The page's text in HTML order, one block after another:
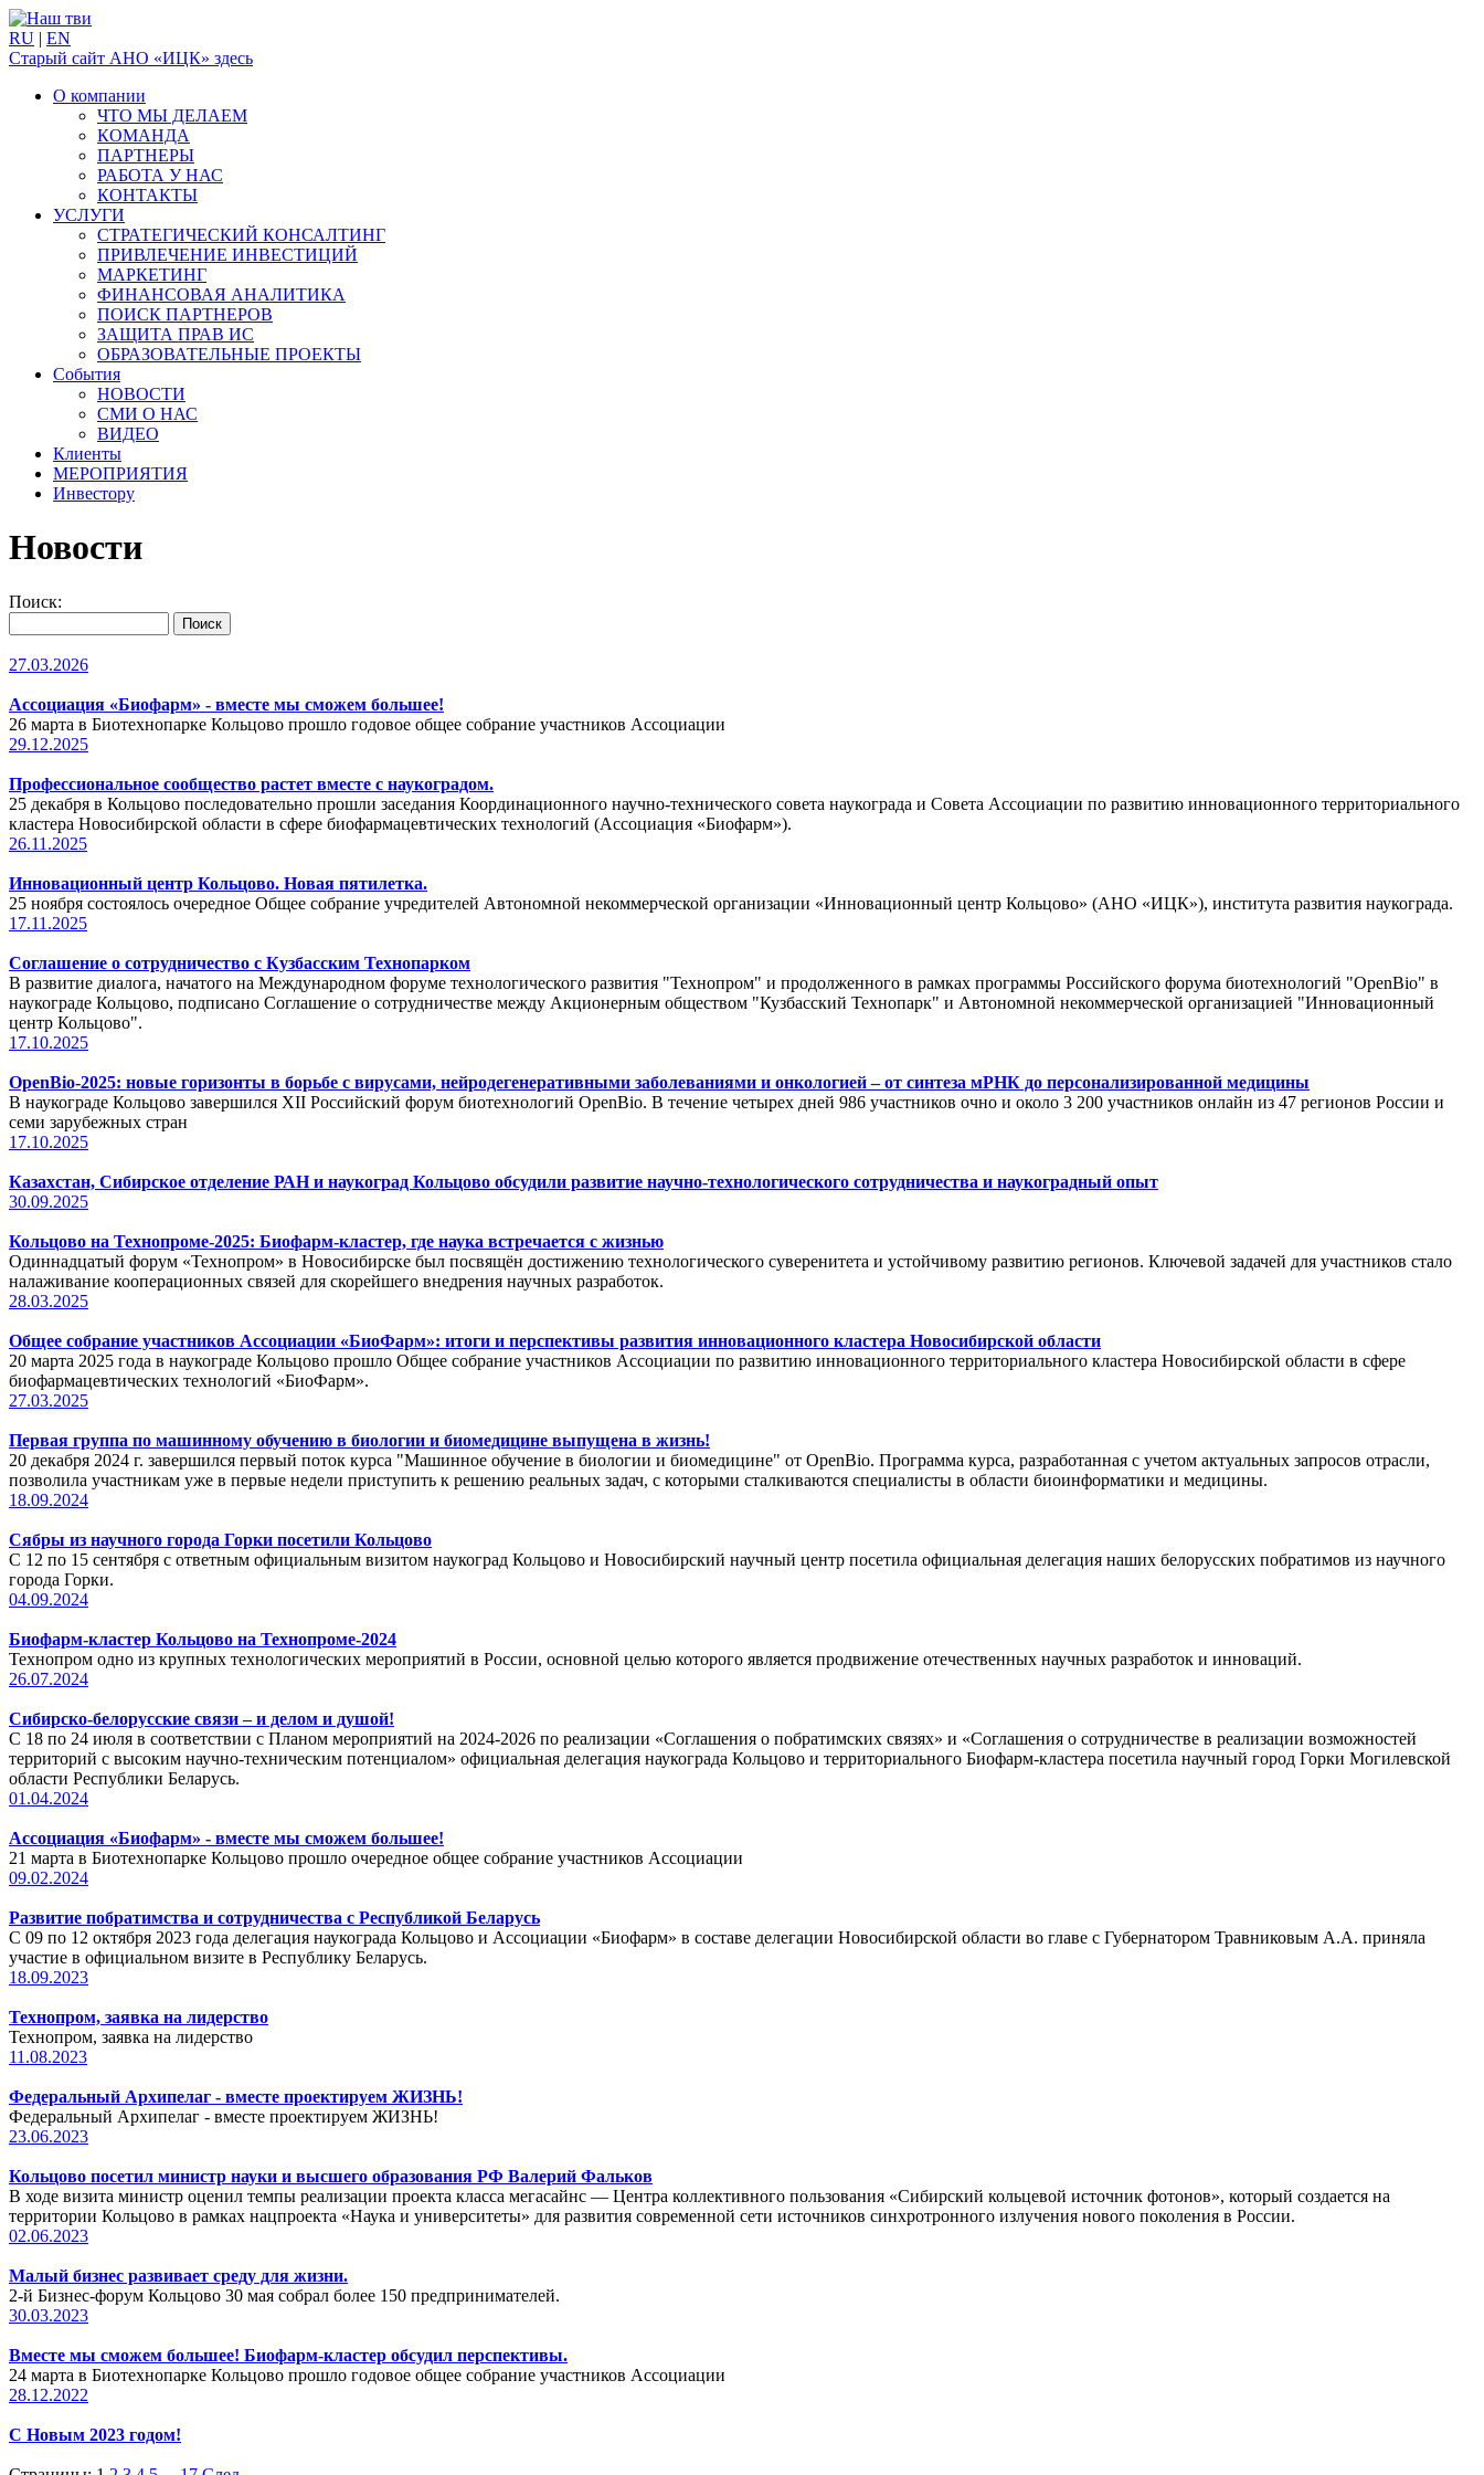
RU | EN
Старый сайт АНО «ИЦК» здесь
О компании
ЧТО МЫ ДЕЛАЕМ
КОМАНДА
ПАРТНЕРЫ
РАБОТА У НАС
КОНТАКТЫ
УСЛУГИ
СТРАТЕГИЧЕСКИЙ КОНСАЛТИНГ
ПРИВЛЕЧЕНИЕ ИНВЕСТИЦИЙ
МАРКЕТИНГ
ФИНАНСОВАЯ АНАЛИТИКА
ПОИСК ПАРТНЕРОВ
ЗАЩИТА ПРАВ ИС
ОБРАЗОВАТЕЛЬНЫЕ ПРОЕКТЫ
События
НОВОСТИ
СМИ О НАС
ВИДЕО
Клиенты
МЕРОПРИЯТИЯ
Инвестору
Новости
Поиск:
27.03.2026
Ассоциация «Биофарм» - вместе мы сможем большее!
26 марта в Биотехнопарке Кольцово прошло годовое общее собрание участников Ассоциации
29.12.2025
Профессиональное сообщество растет вместе с наукоградом.
25 декабря в Кольцово последовательно прошли заседания Координационного научно-технического совета наукограда и Совета Ассоциации по развитию инновационного территориального
кластера Новосибирской области в сфере биофармацевтических технологий (Ассоциация «Биофарм»).
26.11.2025
Инновационный центр Кольцово. Новая пятилетка.
25 ноября состоялось очередное Общее собрание учредителей Автономной некоммерческой организации «Инновационный центр Кольцово» (АНО «ИЦК»), института развития наукограда.
17.11.2025
Соглашение о сотрудничество с Кузбасским Технопарком
В развитие диалога, начатого на Международном форуме технологического развития "Технопром" и продолженного в рамках программы Российского форума биотехнологий "OpenBio" в
наукограде Кольцово, подписано Соглашение о сотрудничестве между Акционерным обществом "Кузбасский Технопарк" и Автономной некоммерческой организацией "Инновационный
центр Кольцово".
17.10.2025
OpenBio-2025: новые горизонты в борьбе с вирусами, нейродегенеративными заболеваниями и онкологией – от синтеза мРНК до персонализированной медицины
В наукограде Кольцово завершился XII Российский форум биотехнологий OpenBio. В течение четырех дней 986 участников очно и около 3 200 участников онлайн из 47 регионов России и
семи зарубежных стран
17.10.2025
Казахстан, Сибирское отделение РАН и наукоград Кольцово обсудили развитие научно-технологического сотрудничества и наукоградный опыт
30.09.2025
Кольцово на Технопроме-2025: Биофарм-кластер, где наука встречается с жизнью
Одиннадцатый форум «Технопром» в Новосибирске был посвящён достижению технологического суверенитета и устойчивому развитию регионов. Ключевой задачей для участников стало
налаживание кооперационных связей для скорейшего внедрения научных разработок.
28.03.2025
Общее собрание участников Ассоциации «БиоФарм»: итоги и перспективы развития инновационного кластера Новосибирской области
20 марта 2025 года в наукограде Кольцово прошло Общее собрание участников Ассоциации по развитию инновационного территориального кластера Новосибирской области в сфере
биофармацевтических технологий «БиоФарм».
27.03.2025
Первая группа по машинному обучению в биологии и биомедицине выпущена в жизнь!
20 декабря 2024 г. завершился первый поток курса "Машинное обучение в биологии и биомедицине" от OpenBio. Программа курса, разработанная с учетом актуальных запросов отрасли,
позволила участникам уже в первые недели приступить к решению реальных задач, с которыми сталкиваются специалисты в области биоинформатики и медицины.
18.09.2024
Сябры из научного города Горки посетили Кольцово
С 12 по 15 сентября с ответным официальным визитом наукоград Кольцово и Новосибирский научный центр посетила официальная делегация наших белорусских побратимов из научного
города Горки.
04.09.2024
Биофарм-кластер Кольцово на Технопроме-2024
Технопром одно из крупных технологических мероприятий в России, основной целью которого является продвижение отечественных научных разработок и инноваций.
26.07.2024
Сибирско-белорусские связи – и делом и душой!
С 18 по 24 июля в соответствии с Планом мероприятий на 2024-2026 по реализации «Соглашения о побратимских связях» и «Соглашения о сотрудничестве в реализации возможностей
территорий с высоким научно-техническим потенциалом» официальная делегация наукограда Кольцово и территориального Биофарм-кластера посетила научный город Горки Могилевской
области Республики Беларусь.
01.04.2024
Ассоциация «Биофарм» - вместе мы сможем большее!
21 марта в Биотехнопарке Кольцово прошло очередное общее собрание участников Ассоциации
09.02.2024
Развитие побратимства и сотрудничества с Республикой Беларусь
С 09 по 12 октября 2023 года делегация наукограда Кольцово и Ассоциации «Биофарм» в составе делегации Новосибирской области во главе с Губернатором Травниковым А.А. приняла
участие в официальном визите в Республику Беларусь.
18.09.2023
Технопром, заявка на лидерство
Технопром, заявка на лидерство
11.08.2023
Федеральный Архипелаг - вместе проектируем ЖИЗНЬ!
Федеральный Архипелаг - вместе проектируем ЖИЗНЬ!
23.06.2023
Кольцово посетил министр науки и высшего образования РФ Валерий Фальков
В ходе визита министр оценил темпы реализации проекта класса мегасайнс — Центра коллективного пользования «Сибирский кольцевой источник фотонов», который создается на
территории Кольцово в рамках нацпроекта «Наука и университеты» для развития современной сети источников синхротронного излучения нового поколения в России.
02.06.2023
Малый бизнес развивает среду для жизни.
2-й Бизнес-форум Кольцово 30 мая собрал более 150 предпринимателей.
30.03.2023
Вместе мы сможем большее! Биофарм-кластер обсудил перспективы.
24 марта в Биотехнопарке Кольцово прошло годовое общее собрание участников Ассоциации
28.12.2022
С Новым 2023 годом!